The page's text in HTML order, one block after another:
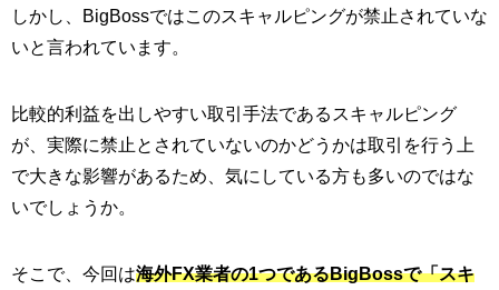
しかし、BigBossではこのスキャルピングが禁止されていな
いと言われています。
比較的利益を出しやすい取引手法であるスキャルピング
が、実際に禁止とされていないのかどうかは取引を行う上
で大きな影響があるため、気にしている方も多いのではな
いでしょうか。
そこで、今回は海外FX業者の1つであるBigBossで「スキ